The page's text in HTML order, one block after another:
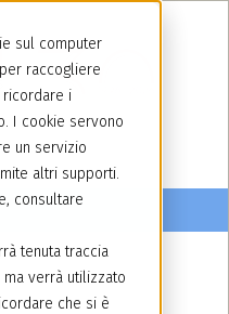
sul computer
raccogliere
i
I cookie servono
un servizio
altri supporti.
consultare
tenuta traccia
verrà utilizzato
che si è